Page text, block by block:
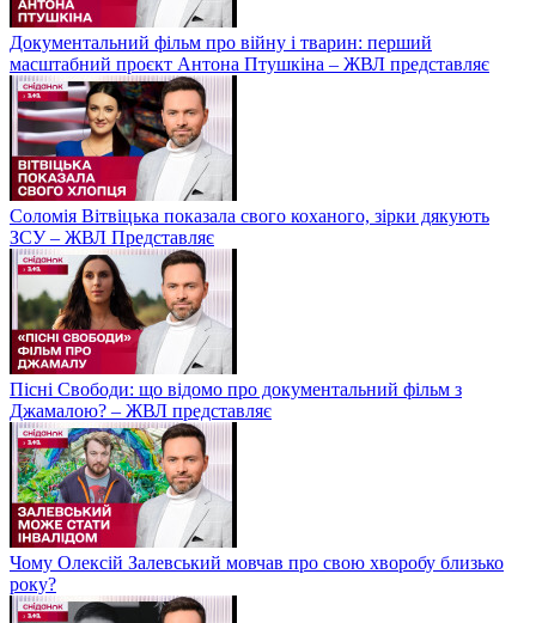
Документальний фільм про війну і тварин: перший
масштабний проєкт Антона Птушкіна – ЖВЛ представляє
Соломія Вітвіцька показала свого коханого, зірки дякують
ЗСУ – ЖВЛ Представляє
Пісні Свободи: що відомо про документальний фільм з
Джамалою? – ЖВЛ представляє
Чому Олексій Залевський мовчав про свою хворобу близько
року?